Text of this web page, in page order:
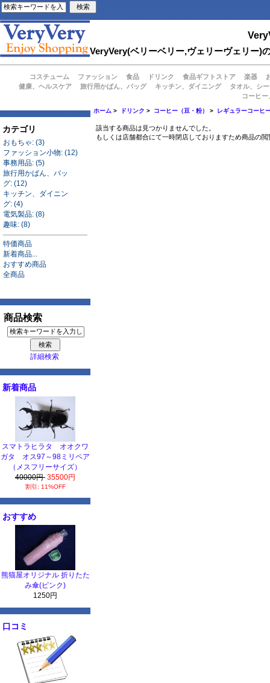
VeryVery(ベリーベリー,ヴェリーヴェリー)
コスチューム ファッション 食品 ドリンク 食品ギフトストア 楽器
健康、ヘルスケア
旅行用かばん、バッグ キッチン、ダイニング
タオル、シ
コーヒ
カテゴリ
おもちゃ: (3)
ファッション小物: (12)
事務用品: (5)
旅行用かばん、バッ
グ: (12)
キッチン、ダイニン
グ: (4)
電気製品: (8)
趣味: (8)
特価商品
新着商品...
おすすめ商品
全商品
商品検索
詳細検索
新着商品
スマトラヒラタ オオクワ
ガタ オス97～98ミリペア
（メスフリーサイズ）
40000円 35500円
割引: 11%OFF
おすすめ
熊猫屋オリジナル 折りたた
み傘(ピンク)
1250円
口コミ
ホーム > ドリンク > コーヒー（豆・粉） > レギュラーコーヒ
該当する商品は見つかりませんでした。
もしくは店舗都合にて一時閉店しておりますため商品の